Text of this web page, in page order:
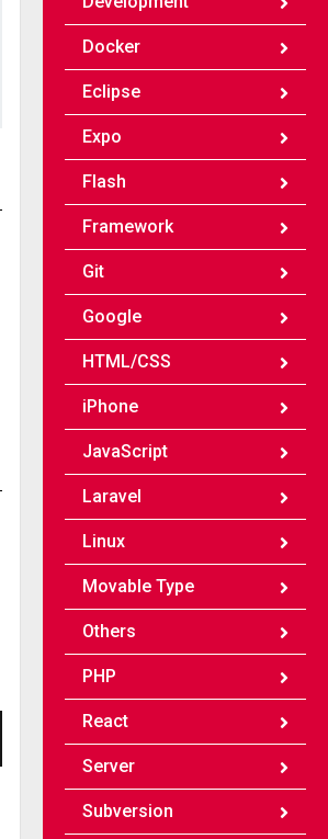
Docker
Eclipse
Expo
Flash
Framework
Git
Google
HTML/CSS
iPhone
JavaScript
Laravel
Linux
Movable Type
Others
PHP
React
Server
Subversion